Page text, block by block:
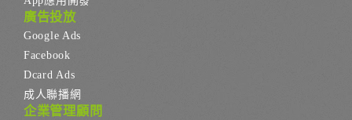
廣告投放
Google Ads
Facebook
Dcard Ads
成人聯播網
企業管理顧問